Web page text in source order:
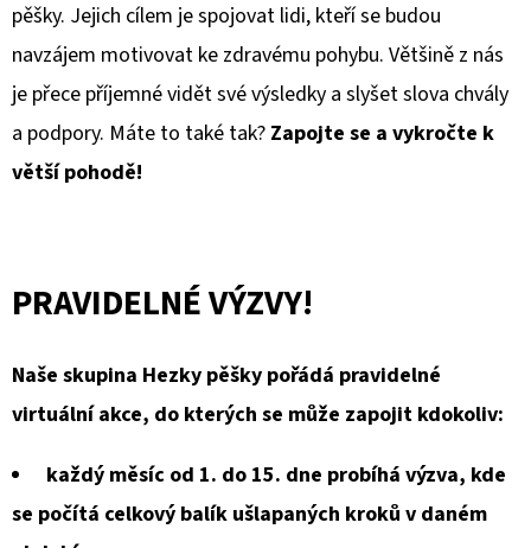
pěšky. Jejich cílem je spojovat lidi, kteří se budou
navzájem motivovat ke zdravému pohybu. Většině z nás
je přece příjemné vidět své výsledky a slyšet slova chvály
a podpory. Máte to také tak? Zapojte se a vykročte k
větší pohodě!
PRAVIDELNÉ VÝZVY!
Naše skupina Hezky pěšky pořádá pravidelné
virtuální akce, do kterých se může zapojit kdokoliv:
každý měsíc od 1. do 15. dne probíhá výzva, kde
se počítá celkový balík ušlapaných kroků v daném
PRO
SEEN
CANISTHERAPY,
Z.
S.
250
Kč